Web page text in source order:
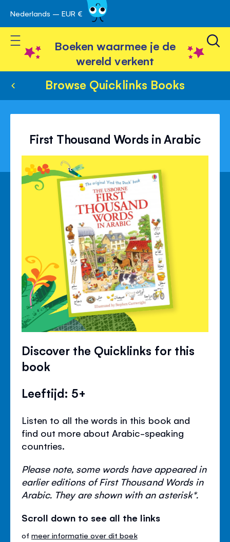
Skip
to
Content
Nederlands – EUR €
Toggle Nav
Boeken waarmee je de
wereld verkent
Browse Quicklinks Books
First Thousand Words in Arabic
Discover the Quicklinks for this
book
Leeftijd: 5+
Listen to all the words in this book and
find out more about Arabic-speaking
countries.
Please note, some words have appeared in
earlier editions of First Thousand Words in
Arabic. They are shown with an asterisk*.
Scroll down to see all the links
ofmeer informatie over dit boek